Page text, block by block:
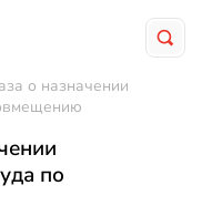
о назначении
по